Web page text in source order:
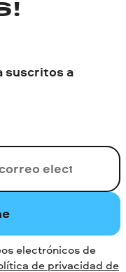
suscritos a
electrónicos de
de privacidad de